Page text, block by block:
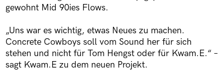
gewohnt Mid 90ies Flows.
„Uns war es wichtig, etwas Neues zu machen.
Concrete Cowboys soll vom Sound her für sich
stehen und nicht für Tom Hengst oder für Kwam.E.“ –
sagt Kwam.E zu dem neuen Projekt.